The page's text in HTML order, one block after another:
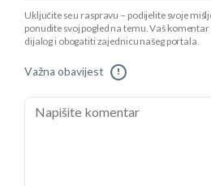
Uključite se u raspravu – podijelite svoje
ponudite svoj pogled na temu. Vaš
dijalog i obogatiti zajednicu našeg portala.
Važna obavijest !